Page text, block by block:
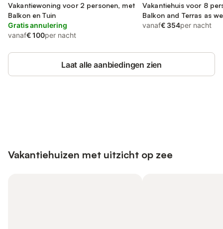
Vakantiewoning voor 2 personen, met
Balkon en Tuin
Gratis annulering
vanaf€ 100per nacht
Vakantiehuis voor 8
Balkon and Terras as
vanaf€ 354per nacht
Laat alle aanbiedingen zien
Vakantiehuizen met uitzicht op zee